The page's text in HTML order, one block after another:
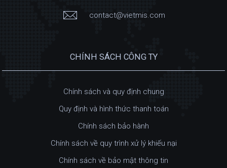
contact@vietmis.com
CHÍNH SÁCH CÔNG TY
Chính sách và quy định chung
Quy định và hình thức thanh toán
Chính sách bảo hành
Chính sách về quy trình xử lý khiếu nại
Chính sách về bảo mật thông tin